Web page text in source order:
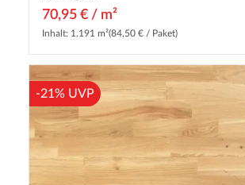
70,95 € / m²
Inhalt: 1.191 m²(84,50 € / Paket)
-21% UVP